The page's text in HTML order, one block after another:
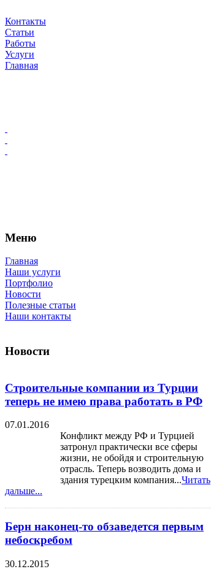
Контакты
Статьи
Работы
Услуги
Главная
Меню
Главная
Наши услуги
Портфолио
Новости
Полезные статьи
Наши контакты
Новости
Строительные компании из Турции
теперь не имею права работать в РФ
07.01.2016
Конфликт между РФ и Турцией
затронул практически все сферы
жизни, не обойдя и строительную
отрасль. Теперь возводить дома и
здания турецким компания...Читать
дальше...
Берн наконец-то обзаведется первым
небоскребом
30.12.2015